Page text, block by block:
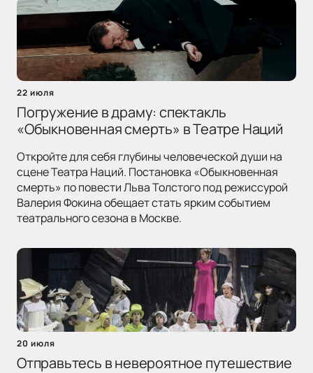
22 июля
Погружение в драму: спектакль
«Обыкновенная смерть» в Театре Наций
Откройте для себя глубины человеческой души на
сцене Театра Наций. Постановка «Обыкновенная
смерть» по повести Льва Толстого под режиссурой
Валерия Фокина обещает стать ярким событием
театрального сезона в Москве.
20 июля
Отправьтесь в невероятное путешествие